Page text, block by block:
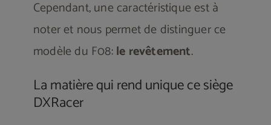
Cependant, une caractéristique est à
noter et nous permet de distinguer ce
modèle du F08:le revêtement.
La matière qui rend unique ce siège
DXRacer